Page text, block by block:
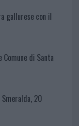
gallurese con il
di Santa
20